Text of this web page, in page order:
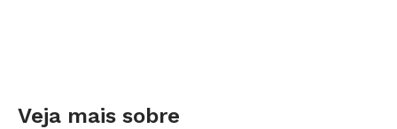
Veja mais sobre